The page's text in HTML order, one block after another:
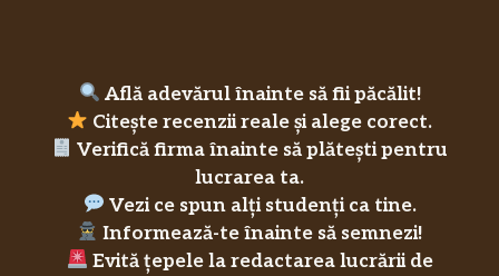
Află adevărul înainte să fii păcălit!
Citește recenzii reale și alege corect.
Verifică firma înainte să plătești pentru
lucrarea ta.
Vezi ce spun alți studenți ca tine.
Informează-te înainte să semnezi!
Evită țepele la redactarea lucrării de